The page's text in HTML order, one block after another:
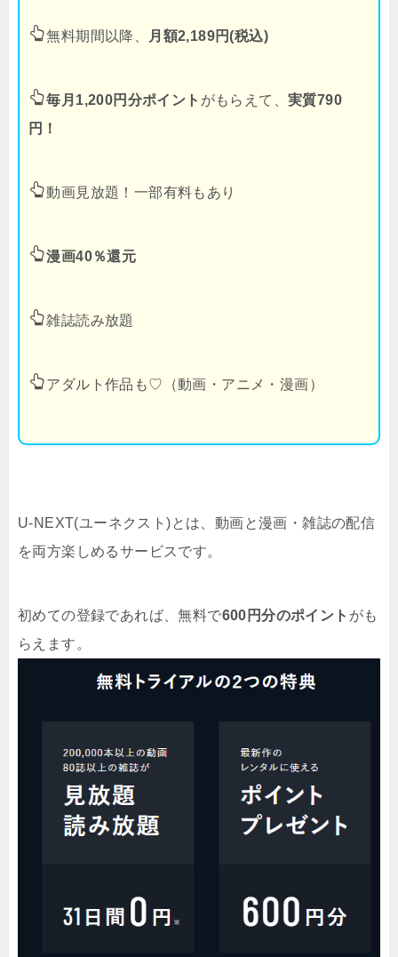
無料期間以降、 月額2,189円(税込)
毎月1,200円分ポイント がもらえて、実質790
円！
動画見放題！一部有料もあり
漫画40％還元
雑誌読み放題
アダルト作品も♡（動画・アニメ・漫画）
U-NEXT(ユーネクスト)とは、動画と漫画・雑誌の配信
を両方楽しめるサービスです。
初めての登録であれば、無料で600円分のポイント がも
らえます。